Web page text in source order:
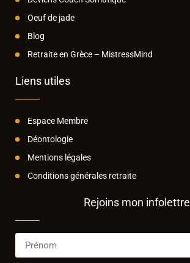
Oeuf de jade
Blog
Retraite en Grèce – MistressMind
Liens utiles
Espace Membre
Déontologie
Mentions légales
Conditions générales retraite
Rejoins mon infolettre